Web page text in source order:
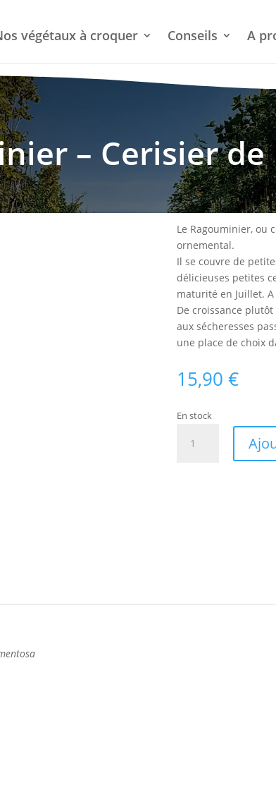
végétaux à croquer Conseils A
– Cerisier
Le Ragouminier, ou
ornemental.
Il se couvre de
délicieuses petites
maturité en Juillet.
De croissance
aux sécheresses
une place de choix
15,90 €
En stock
Ragouminier